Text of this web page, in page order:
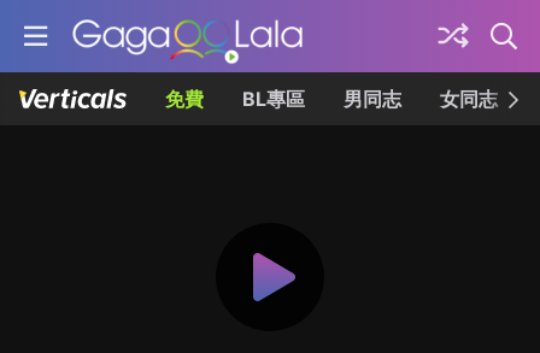
免費 BL專區 男同志 女同志